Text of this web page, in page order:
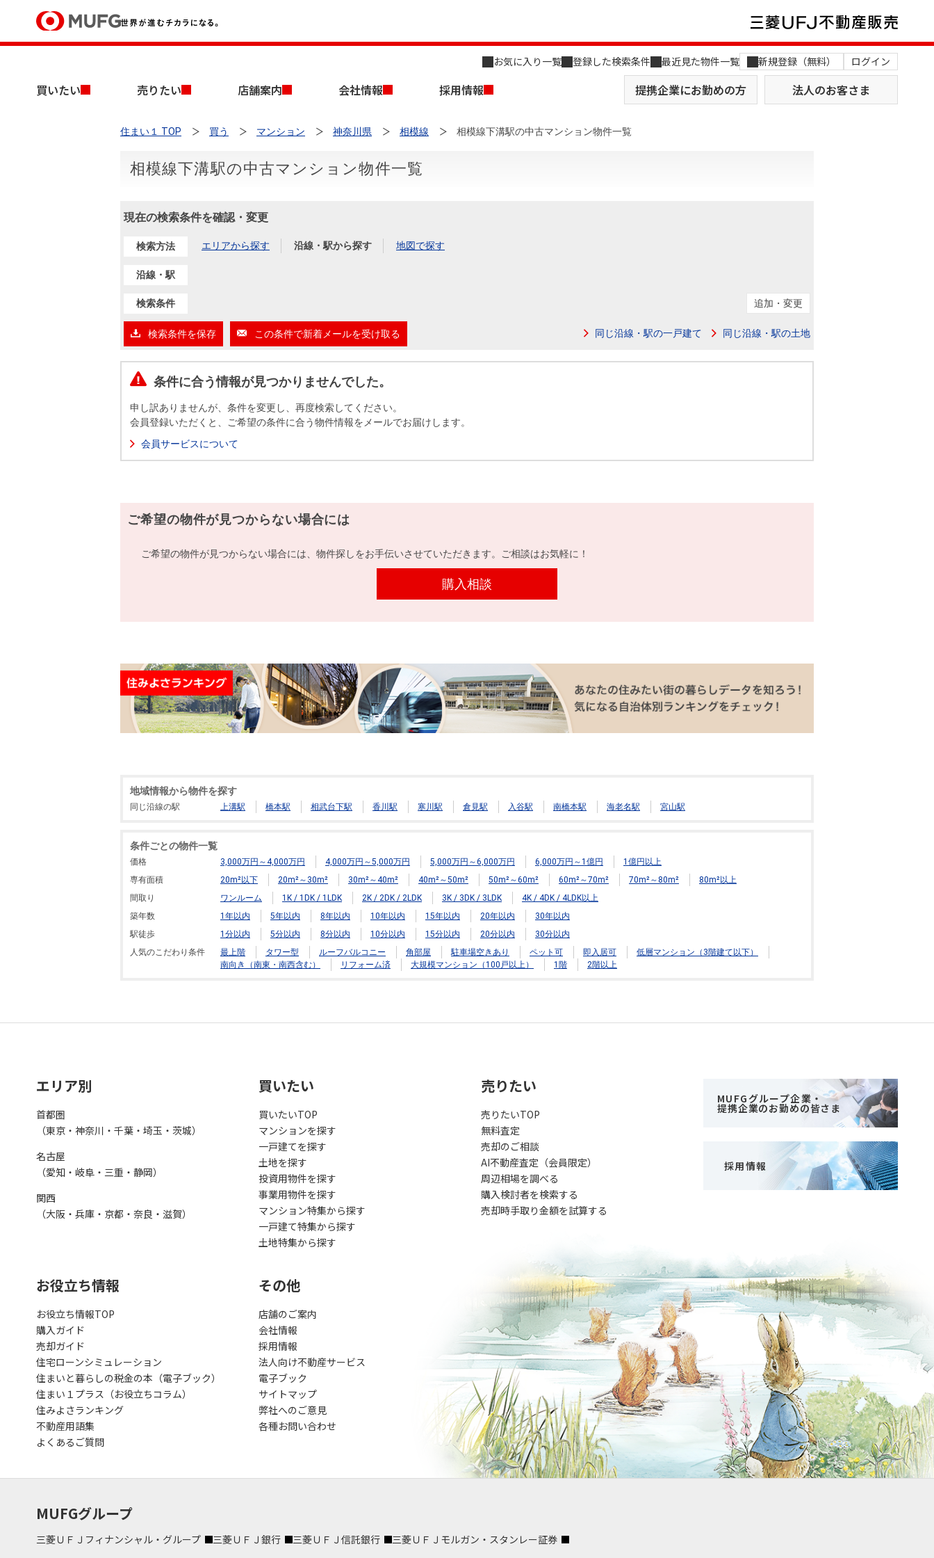
お気に入り一覧 登録した検索条件 最近見た物件一覧 新規登録（無料） ログイン
買いたい 売りたい 店舗案内 会社情報 採用情報 提携企業にお勤めの方 法人のお客さま
買いたいTOP
中古マンションを探す 新築・中古一戸建てを探す
投資用物件を探す おすすめ物件から探す
購入向けサービス
住まいと暮らしの税金の本（電子ブック） 購入ガイド
売りたいTOP
無料査定 売却相談
売却時手取り金額試算
売却向けサービス
住まいと暮らしの税金の本（電子ブック） 売却ガイド
店舗案内TOP
会社情報TOP
採用情報TOP
売りたい
住まい１ TOP 買う マンション 神奈川県 相模線 相模線下溝駅の中古マンション物件一覧
相模線下溝駅の中古マンション物件一覧
現在の検索条件を確認・変更
検索方法 エリアから探す 沿線・駅から探す 地図で探す
沿線・駅
検索条件 追加・変更
検索条件を保存 この条件で新着メールを受け取る 同じ沿線・駅の一戸建て 同じ沿線・駅の土地
条件に合う情報が見つかりませんでした。
申し訳ありませんが、条件を変更し、再度検索してください。
会員登録いただくと、ご希望の条件に合う物件情報をメールでお届けします。
会員サービスについて
ご希望の物件が見つからない場合には
ご希望の物件が見つからない場合には、物件探しをお手伝いさせていただきます。ご相談はお気軽に！
購入相談
地域情報から物件を探す
同じ沿線の駅 上溝駅 橋本駅 相武台下駅 香川駅 寒川駅 倉見駅 入谷駅 南橋本駅 海老名駅 宮山駅
条件ごとの物件一覧
価格 3,000万円～4,000万円 4,000万円～5,000万円 5,000万円～6,000万円 6,000万円～1億円
1億円以上
専有面積
20m²以下 20m²～30m² 30m²～40m² 40m²～50m² 50m²～60m² 60m²～70m² 70m²～80m²
80m²以上
間取り
ワンルーム 1K / 1DK / 1LDK 2K / 2DK / 2LDK 3K / 3DK / 3LDK
4K / 4DK / 4LDK以上
築年数
1年以内 5年以内 8年以内 10年以内 15年以内 20年以内
30年以内
駅徒歩
1分以内 5分以内 8分以内 10分以内 15分以内 20分以内
30分以内
人気のこだわり条件
最上階 タワー型 ルーフバルコニー 角部屋 駐車場空きあり ペット可 即入居可
低層マンション（3階建て以下）
南向き（南東・南西含む）
リフォーム済 大規模マンション（100戸以上） 1階 2階以上
エリア別
首都圏
（東京・神奈川・千葉・埼玉・茨城）
名古屋
（愛知・岐阜・三重・静岡）
関西
（大阪・兵庫・京都・奈良・滋賀）
買いたい
買いたいTOP
マンションを探す
一戸建てを探す
土地を探す
投資用物件を探す
事業用物件を探す
マンション特集から探す
一戸建て特集から探す
土地特集から探す
売りたい
売りたいTOP
無料査定
売却のご相談
AI不動産査定（会員限定）
周辺相場を調べる
購入検討者を検索する
売却時手取り金額を試算する
MUFGグループ企業・
提携企業のお勤めの皆さま
採用情報
お役立ち情報
お役立ち情報TOP
購入ガイド
売却ガイド
住宅ローンシミュレーション
住まいと暮らしの税金の本（電子ブック）
住まい１プラス（お役立ちコラム）
住みよさランキング
不動産用語集
よくあるご質問
その他
店舗のご案内
会社情報
採用情報
法人向け不動産サービス
電子ブック
サイトマップ
弊社へのご意見
各種お問い合わせ
MUFGグループ
三菱ＵＦＪフィナンシャル・グループ 三菱ＵＦＪ銀行 三菱ＵＦＪ信託銀行 三菱ＵＦＪモルガン・スタンレー証券